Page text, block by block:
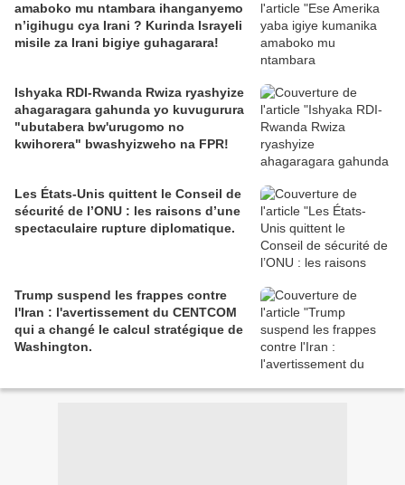
amaboko mu ntambara ihanganyemo
n’igihugu cya Irani ? Kurinda Israyeli
misile za Irani bigiye guhagarara!
Ishyaka RDI-Rwanda Rwiza ryashyize
ahagaragara gahunda yo kuvugurura
"ubutabera bw'urugomo no
kwihorera" bwashyizweho na FPR!
Les États-Unis quittent le Conseil de
sécurité de l’ONU : les raisons d’une
spectaculaire rupture diplomatique.
Trump suspend les frappes contre
l'Iran : l'avertissement du CENTCOM
qui a changé le calcul stratégique de
Washington.